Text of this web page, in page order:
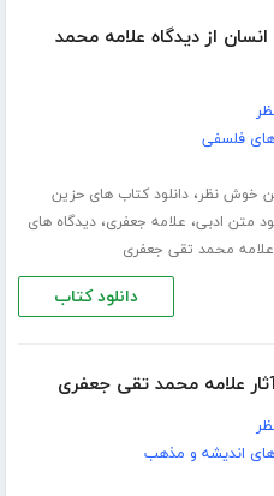
از دیدگاه علامه محمد
فلسفی
خوش نظر،دانلود کتاب های حزین
متن ادبی، علامه جعفری،دیدگاه های
علامه محمد تقی جعفری
دانلود کتاب
علامه محمد تقی جعفری
اندیشه و مذهب